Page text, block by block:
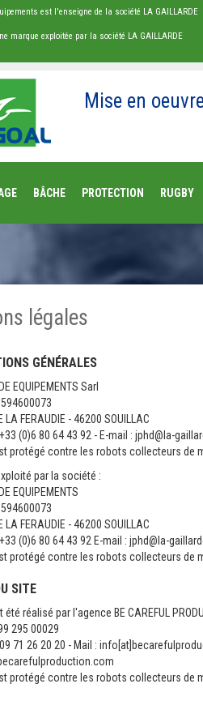
est l'enseigne de la société LA GAILLARDE
marque exploitée par la société LA GAILLARDE
Mise en
BÂCHE PROTECTION RUGBY
légales
GÉNÉRALES
EQUIPEMENTS Sarl
LA FERAUDIE - 46200 SOUILLAC
(0)6 80 64 43 92 - E-mail : jphd@la-
protégé contre les robots collecteurs de
par la société :
EQUIPEMENTS
LA FERAUDIE - 46200 SOUILLAC
(0)6 80 64 43 92 E-mail : jphd@la-
protégé contre les robots collecteurs de
SITE
été réalisé par l'agence BE CAREFUL
295 00029
71 26 20 20 - Mail :
protégé contre les robots collecteurs de